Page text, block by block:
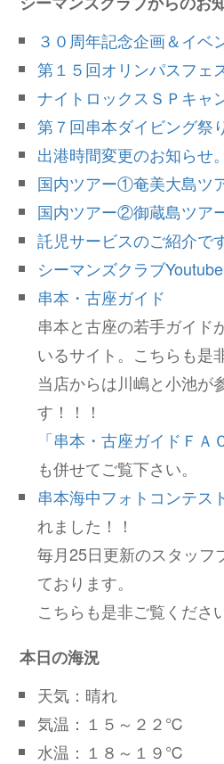
３０周年記念企画＆イベ
第１５回オリンパスフェ
ナイトロックスＳＰキャ
第７回串本ダイビング祭
出港時間変更のお知らせ
国内ツアー①奄美大島ツ
国内ツアー②御蔵島ツア
託児サービスのご紹介で
シーマンズクラブ
串本・古座ガイド
串本と古座の若手ガイド
いるサイト。こちらも是
当店からは川嶋と小池が
す！！！
「串本・古座ガイドＦＡ
も併せてご覧下さい。
串本海中フォトコンテス
れました！！
毎月25日更新のスタッフ
ております。
こちらも是非ご覧くださ
本日の海況
天気：晴れ
気温：１５～２２℃
水温：１８～１９℃